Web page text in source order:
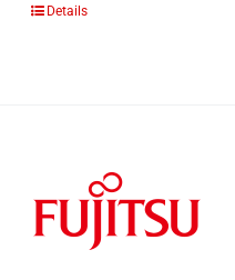
Details